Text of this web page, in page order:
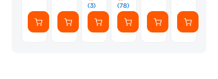
(3) (78)